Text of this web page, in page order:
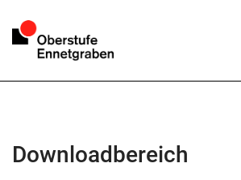
Downloadbereich